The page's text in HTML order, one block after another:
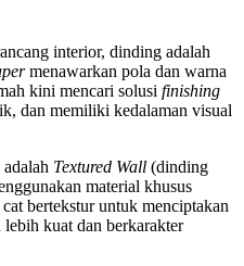
interior, dinding adalah
menawarkan pola dan warna
kini mencari solusi finishing
dan memiliki kedalaman visual
adalah Textured Wall (dinding
material khusus
cat bertekstur untuk menciptakan
kuat dan berkarakter